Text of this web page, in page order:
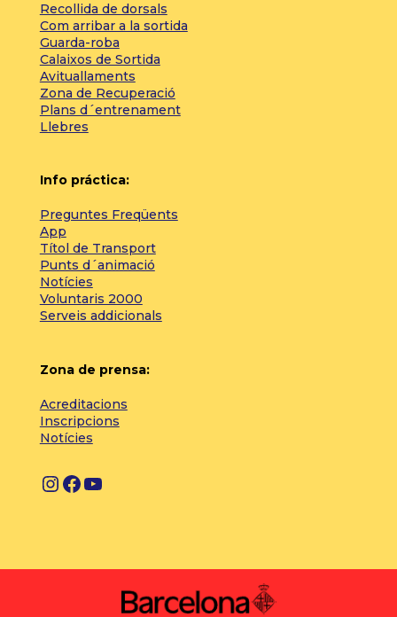
Recollida de dorsals
Com arribar a la sortida
Guarda-roba
Calaixos de Sortida
Avituallaments
Zona de Recuperació
Plans d´entrenament
Llebres
Info práctica:
Preguntes Freqüents
App
Títol de Transport
Punts d´animació
Notícies
Voluntaris 2000
Serveis addicionals
Zona de prensa:
Acreditacions
Inscripcions
Notícies
I
t
F
e
Y
T